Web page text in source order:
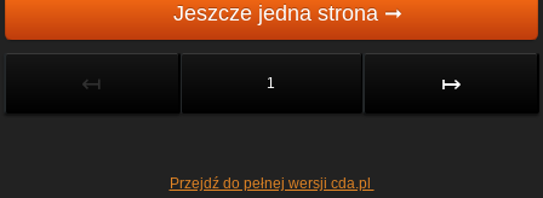
Jeszcze jedna strona ➞
↤ 1 ↦
Przejdź do pełnej wersji cda.pl